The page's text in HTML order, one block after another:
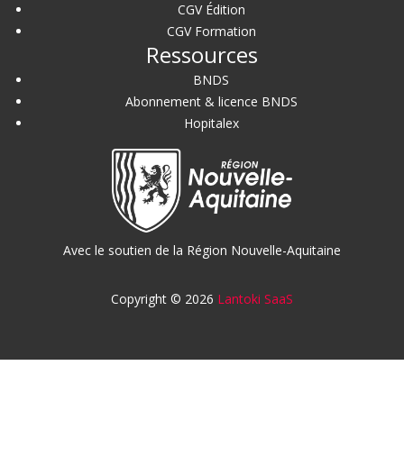
CGV Édition
CGV Formation
Ressources
BNDS
Abonnement & licence BNDS
Hopitalex
Avec le soutien de la Région Nouvelle-Aquitaine
Copyright © 2026 Lantoki SaaS